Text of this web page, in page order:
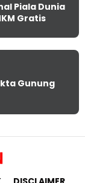
Piala Dunia
Gratis
Gunung